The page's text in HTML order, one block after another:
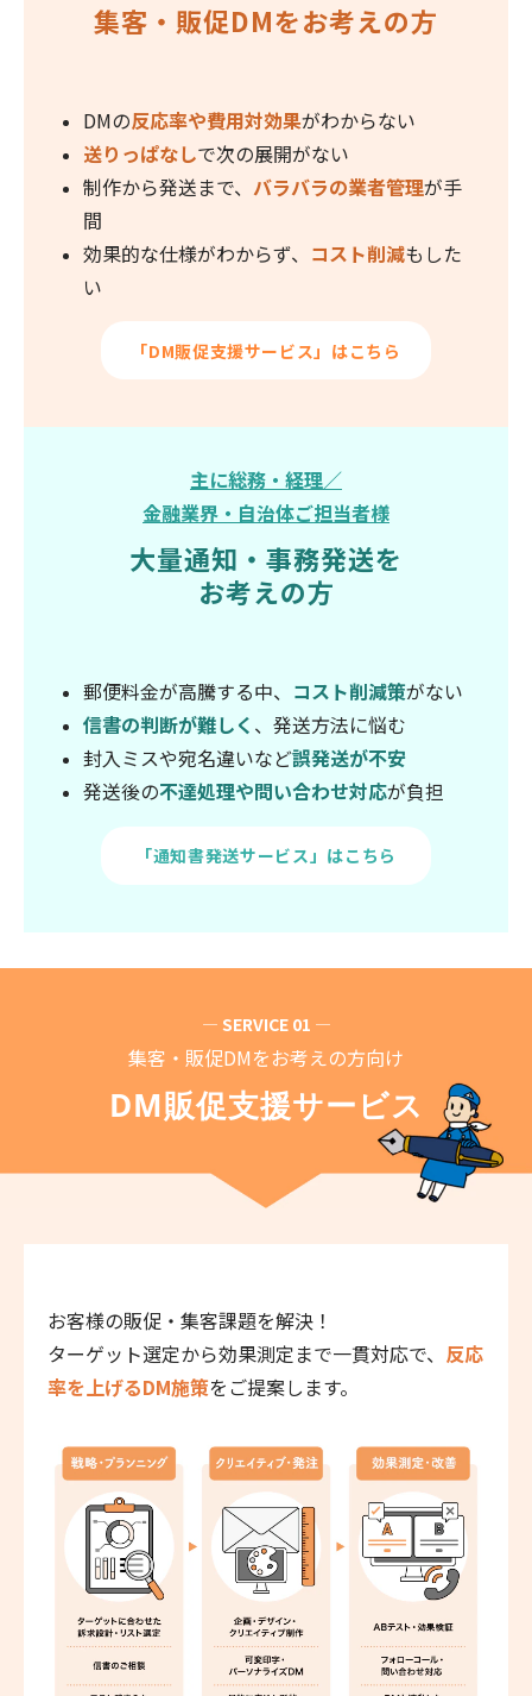
集客・販促DMをお考えの方
DMの反応率や費用対効果がわからない
送りっぱなしで次の展開がない
制作から発送まで、 バラバラの業者管理が手
間
効果的な仕様がわからず、 コスト削減もした
い
「DM販促支援サービス」はこちら
主に総務・経理／
金融業界・自治体ご担当者様
大量通知・事務発送を
お考えの方
郵便料金が高騰する中、 コスト削減策がない
信書の判断が難しく 、発送方法に悩む
封入ミスや宛名違いなど誤発送が不安
発送後の不達処理や問い合わせ対応が負担
「通知書発送サービス」はこちら
― SERVICE 01 ―
集客・販促DMをお考えの方向け
DM販促支援サービス
お客様の販促・集客課題を解決！
ターゲット選定から効果測定まで一貫対応で、 反応
率を上げるDM施策をご提案します。